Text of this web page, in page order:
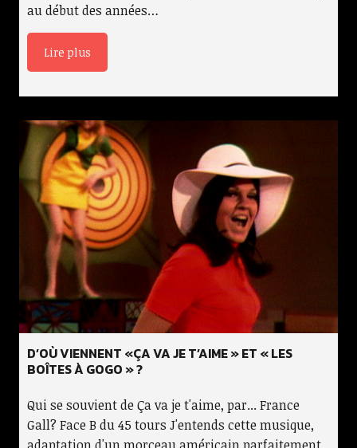
au début des années…
Lire plus
D’OÙ VIENNENT «ÇA VA JE T’AIME » ET « LES
BOÎTES À GOGO » ?
Qui se souvient de Ça va je t'aime, par... France
Gall? Face B du 45 tours J'entends cette musique,